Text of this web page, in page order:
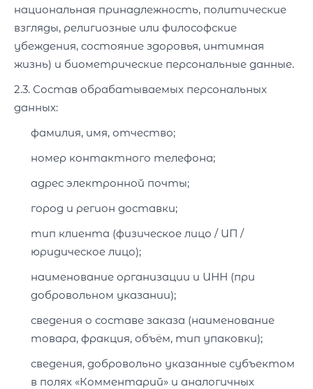
национальная принадлежность, политические
взгляды, религиозные или философские
убеждения, состояние здоровья, интимная
жизнь) и биометрические персональные данные.
2.3. Состав обрабатываемых персональных
данных:
фамилия, имя, отчество;
номер контактного телефона;
адрес электронной почты;
город и регион доставки;
тип клиента (физическое лицо / ИП /
юридическое лицо);
наименование организации и ИНН (при
добровольном указании);
сведения о составе заказа (наименование
товара, фракция, объём, тип упаковки);
сведения, добровольно указанные субъектом
в полях «Комментарий» и аналогичных